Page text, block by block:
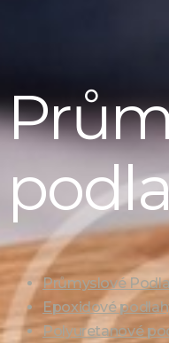
Průmyslové
Epoxidové
Polyuretanové